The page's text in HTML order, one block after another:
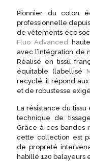
Pionnier du coton
professionnelle depuis
de vêtements éco
Fluo Advanced
avec l’intégration de
Réalisé en tissu
équitable (labellisé
recyclé, il répond
et de robustesse
La résistance du tissu
technique de
Grâce à ces bandes
cette collection est
de propreté
habillé 120 balayeurs